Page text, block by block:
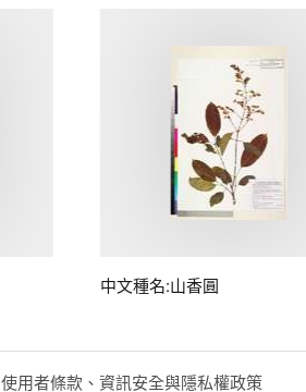
中文種名:山香圓
使用者條款、資訊安全與隱私權政策